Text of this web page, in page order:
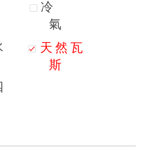
冷
氣
天 然 瓦
斯